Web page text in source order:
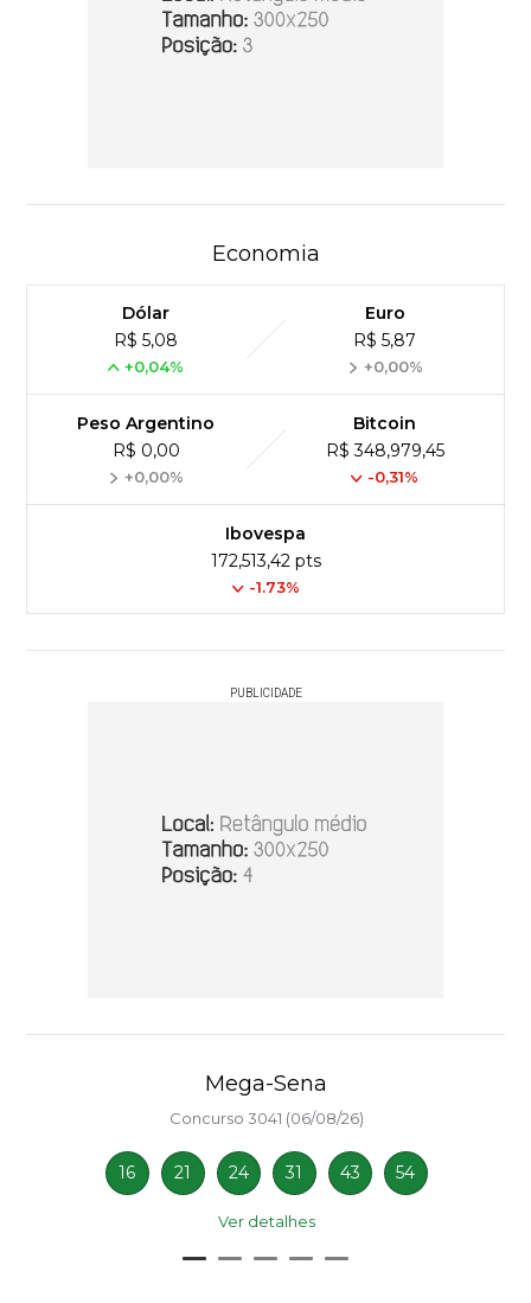
Economia
Dólar
R$ 5,08
+0,04%
Euro
R$ 5,87
+0,00%
Peso Argentino
R$ 0,00
+0,00%
Bitcoin
R$ 348,979,45
-0,31%
Ibovespa
172,513,42 pts
-1.73%
PUBLICIDADE
Mega-Sena
Concurso 3041 (06/08/26)
16 21 24 31 43 54
Ver detalhes